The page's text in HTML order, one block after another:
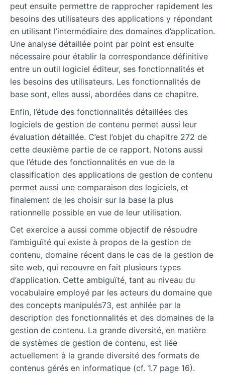
peut ensuite permettre de rapprocher rapidement les
besoins des utilisateurs des applications y répondant
en utilisant l’intermédiaire des domaines d’application.
Une analyse détaillée point par point est ensuite
nécessaire pour établir la correspondance définitive
entre un outil logiciel éditeur, ses fonctionnalités et
les besoins des utilisateurs. Les fonctionnalités de
base sont, elles aussi, abordées dans ce chapitre.
Enfin, l’étude des fonctionnalités détaillées des
logiciels de gestion de contenu permet aussi leur
évaluation détaillée. C’est l’objet du chapitre 272 de
cette deuxième partie de ce rapport. Notons aussi
que l’étude des fonctionnalités en vue de la
classification des applications de gestion de contenu
permet aussi une comparaison des logiciels, et
finalement de les choisir sur la base la plus
rationnelle possible en vue de leur utilisation.
Cet exercice a aussi comme objectif de résoudre
l’ambiguïté qui existe à propos de la gestion de
contenu, domaine récent dans le cas de la gestion de
site web, qui recouvre en fait plusieurs types
d’application. Cette ambiguïté, tant au niveau du
vocabulaire employé par les acteurs du domaine que
des concepts manipulés73, est anhilée par la
description des fonctionnalités et des domaines de la
gestion de contenu. La grande diversité, en matière
de systèmes de gestion de contenu, est liée
actuellement à la grande diversité des formats de
contenus gérés en informatique (cf. 1.7 page 16).